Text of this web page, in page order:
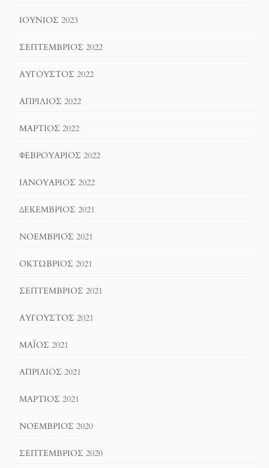
ΙΟΎΝΙΟΣ 2023
ΣΕΠΤΈΜΒΡΙΟΣ 2022
ΑΎΓΟΥΣΤΟΣ 2022
ΑΠΡΊΛΙΟΣ 2022
ΜΆΡΤΙΟΣ 2022
ΦΕΒΡΟΥΆΡΙΟΣ 2022
ΙΑΝΟΥΆΡΙΟΣ 2022
ΔΕΚΈΜΒΡΙΟΣ 2021
ΝΟΈΜΒΡΙΟΣ 2021
ΟΚΤΏΒΡΙΟΣ 2021
ΣΕΠΤΈΜΒΡΙΟΣ 2021
ΑΎΓΟΥΣΤΟΣ 2021
ΜΆΙΟΣ 2021
ΑΠΡΊΛΙΟΣ 2021
ΜΆΡΤΙΟΣ 2021
ΝΟΈΜΒΡΙΟΣ 2020
ΣΕΠΤΈΜΒΡΙΟΣ 2020